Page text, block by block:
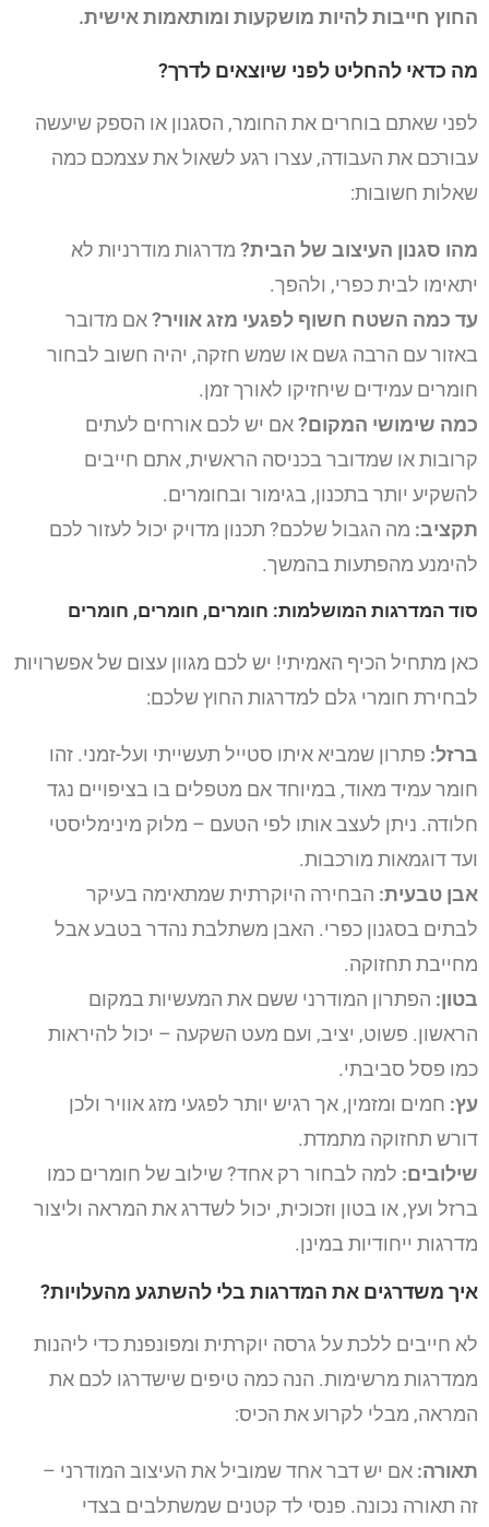
החוץ חייבות להיות מושקעות ומותאמות אישית.
מה כדאי להחליט לפני שיוצאים לדרך?
לפני שאתם בוחרים את החומר, הסגנון או הספק שיעשה
עבורכם את העבודה, עצרו רגע לשאול את עצמכם כמה
שאלות חשובות:
מהו סגנון העיצוב של הבית? מדרגות מודרניות לא
יתאימו לבית כפרי, ולהפך.
עד כמה השטח חשוף לפגעי מזג אוויר?אם מדובר
באזור עם הרבה גשם או שמש חזקה, יהיה חשוב לבחור
חומרים עמידים שיחזיקו לאורך זמן.
כמה שימושי המקום?אם יש לכם אורחים לעתים
קרובות או שמדובר בכניסה הראשית, אתם חייבים
להשקיע יותר בתכנון, בגימור ובחומרים.
תקציב: מה הגבול שלכם? תכנון מדויק יכול לעזור לכם
להימנע מהפתעות בהמשך.
סוד המדרגות המושלמות: חומרים, חומרים, חומרים
כאן מתחיל הכיף האמיתי! יש לכם מגוון עצום של אפשרויות
לבחירת חומרי גלם למדרגות החוץ שלכם:
ברזל: פתרון שמביא איתו סטייל תעשייתי ועל-זמני. זהו
חומר עמיד מאוד, במיוחד אם מטפלים בו בציפויים נגד
חלודה. ניתן לעצב אותו לפי הטעם – מלוק מינימליסטי
ועד דוגמאות מורכבות.
אבן טבעית: הבחירה היוקרתית שמתאימה בעיקר
לבתים בסגנון כפרי. האבן משתלבת נהדר בטבע אבל
מחייבת תחזוקה.
בטון: הפתרון המודרני ששם את המעשיות במקום
הראשון. פשוט, יציב, ועם מעט השקעה – יכול להיראות
כמו פסל סביבתי.
עץ: חמים ומזמין, אך רגיש יותר לפגעי מזג אוויר ולכן
דורש תחזוקה מתמדת.
שילובים: למה לבחור רק אחד? שילוב של חומרים כמו
ברזל ועץ, או בטון וזכוכית, יכול לשדרג את המראה וליצור
מדרגות ייחודיות במינן.
איך משדרגים את המדרגות בלי להשתגע מהעלויות?
לא חייבים ללכת על גרסה יוקרתית ומפונפנת כדי ליהנות
ממדרגות מרשימות. הנה כמה טיפים שישדרגו לכם את
המראה, מבלי לקרוע את הכיס:
תאורה: אם יש דבר אחד שמוביל את העיצוב המודרני –
זה תאורה נכונה. פנסי לד קטנים שמשתלבים בצדי